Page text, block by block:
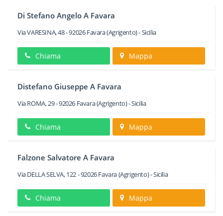
Di Stefano Angelo A Favara
Via VARESINA, 48-92026Favara(Agrigento) -Sicilia
Chiama Mappa
Distefano Giuseppe A Favara
Via ROMA, 29-92026 Favara(Agrigento) -Sicilia
Chiama Mappa
Falzone Salvatore A Favara
Via DELLA SELVA, 122-92026Favara(Agrigento) -Sicilia
Chiama Mappa